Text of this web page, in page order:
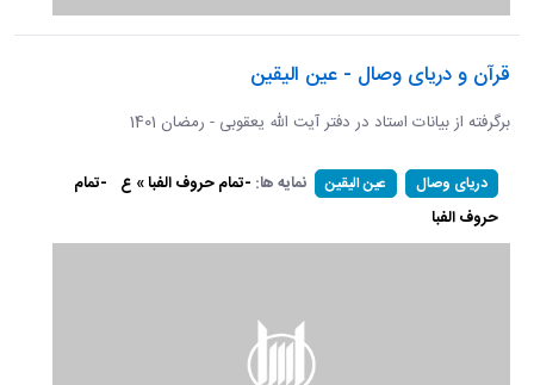
قرآن و دریای وصال - عین الیقین
برگرفته از بیانات استاد در دفتر آیت الله یعقوبی - رمضان 1401
دریای وصال عین الیقین نمایه ها: -تمام حروف الفبا » ع -تمام
حروف الفبا